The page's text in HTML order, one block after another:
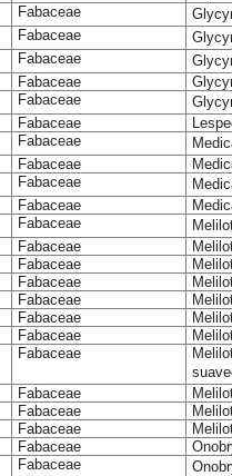
Fabaceae
Fabaceae
Fabaceae
Fabaceae
Fabaceae
Fabaceae
Fabaceae
Fabaceae
Fabaceae
Fabaceae
Fabaceae
Fabaceae
Fabaceae
Fabaceae
Fabaceae
Fabaceae
Fabaceae
Fabaceae
Fabaceae
Fabaceae
Fabaceae
Fabaceae
Fabaceae